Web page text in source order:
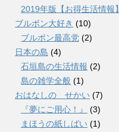
2019年版【お得生活情報】
ブルボン大好き (10)
ブルボン最高党 (2)
日本の島 (4)
石垣島の生活情報 (2)
島の雑学全般 (1)
おはなしの せかい (7)
『夢にご用心！』
(3)
まほうの紙しばい (1)